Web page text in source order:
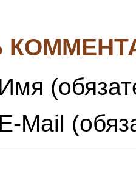
Имя
E-Mail